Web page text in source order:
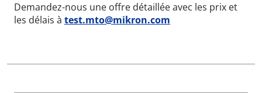
Demandez-nous une offre détaillée avec les prix et
les délais à test.mto@mikron.com